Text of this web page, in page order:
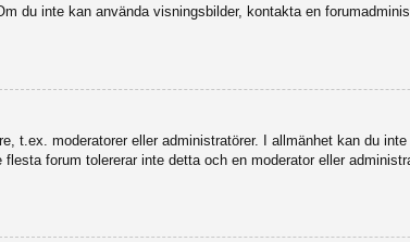
inte kan använda visningsbilder, kontakta en
moderatorer eller administratörer. I allmänhet kan du
forum tolererar inte detta och en moderator eller